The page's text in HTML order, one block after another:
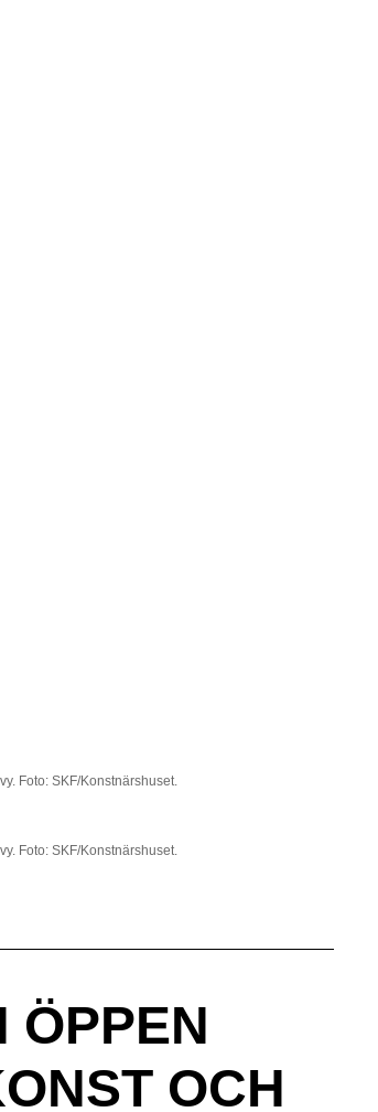
Foto: SKF/Konstnärshuset.
Foto: SKF/Konstnärshuset.
ÖPPEN
OCH